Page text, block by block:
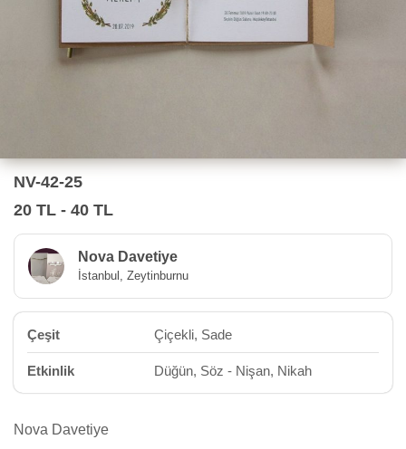
NV-42-25
20 TL - 40 TL
Nova Davetiye
İstanbul, Zeytinburnu
Çeşit Çiçekli, Sade
Etkinlik Düğün, Söz - Nişan, Nikah
Nova Davetiye